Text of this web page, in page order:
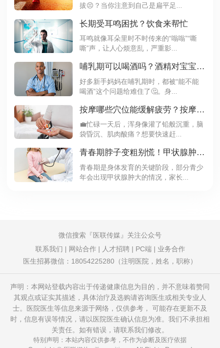
拔😣？当你注意到自己是扁平足...
长期受耳鸣困扰？饮食来帮忙
耳鸣就像耳朵里时不时传来的“嗡嗡”“嘶
嘶”声，让人心烦意乱，严重影...
哺乳期可以喝酒吗？酒精对宝宝的影响要知道
好多新手妈妈在哺乳期时，都被“能不能
喝酒”这个问题给难住了🤔。身...
按摩哪些穴位能缓解疲劳？按摩这3个穴位精力翻倍
💼忙碌一天后，浑身像灌了铅般沉重，脑
袋昏沉、肌肉酸痛？想要快速赶...
青春期脖子变粗别慌！甲状腺肿大需要治疗吗？
青春期是身体发育的关键阶段，部分青少
年会出现甲状腺肿大的情况，家长...
微信搜索 医联传媒
关注公众号
联系我们 | 网站合作| 人才招聘| PC端| 业务合作
医生招募微信：18054225280（注明医院，姓名，职称）
声明：本网站登载内容出于传递健康信息为目的，并不意味着赞同
其观点或证实其描述，具体治疗及选购请咨询医生或相关专业人
士。医院医生等信息来源于网络，仅供参考， 可能存在更新不及
时，信息有误等情况，请以医院医生确认信息为准。我们不承担相
关责任。如有错误，请联系我们修改。
特别声明：本站内容仅供参考，不作为诊断及医疗依据